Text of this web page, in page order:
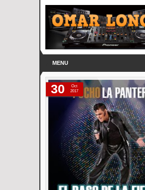
MENU
30
Oct
2017